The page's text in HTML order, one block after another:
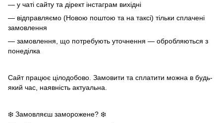
— у чаті сайту та дірект інстаграм вихідні
— відправляємо (Новою поштою та на таксі) тільки сплачені
замовлення
— замовлення, що потребують уточнення — обробляються з
понеділка
Сайт працює цілодобово. Замовити та сплатити можна в будь-
який час, наявність актуальна.
❄️ Замовляєш заморожене? ❄️